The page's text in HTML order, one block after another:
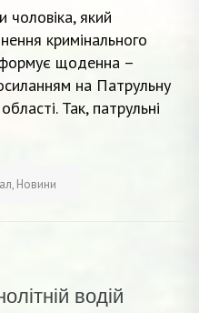
чоловіка, який
кримінального
щоденна –
на Патрульну
Так, патрульні
, Новини
водій